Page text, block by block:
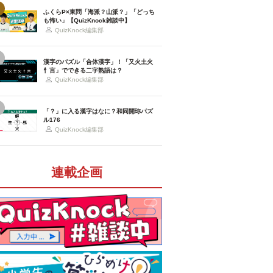
ふくらP×東問「海派？山派？」「どっち
も怖い」【QuizKnock雑談中】
QuizKnock編集部
漢字のパズル「合体漢字」！「又火土火
忄言」でできる二字熟語は？
QuizKnock編集部
「？」に入る漢字はなに？和同開珎パズ
ル176
QuizKnock編集部
連載企画